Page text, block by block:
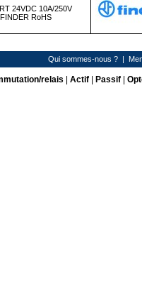
24VDC 10A/250V
RoHS
Qui sommes-nous ? |
relais Actif| Passif|